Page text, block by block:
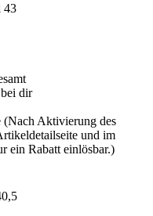
43
dir
(Nach Aktivierung des
und im
ein Rabatt einlösbar.)